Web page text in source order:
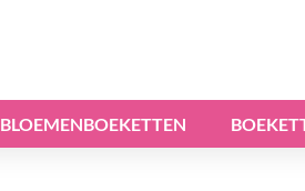
BLOEMENBOEKETTEN